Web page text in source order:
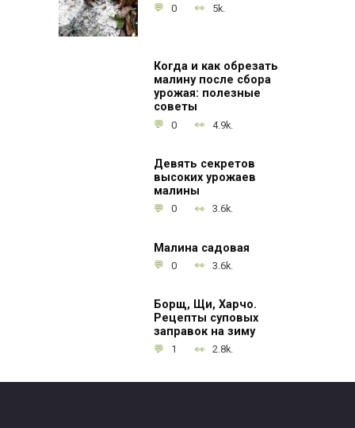
0 5k.
Когда и как обрезать
малину после сбора
урожая: полезные
советы
0 4.9k.
Девять секретов
высоких урожаев
малины
0 3.6k.
Малина садовая
0 3.6k.
Борщ, Щи, Харчо.
Рецепты суповых
заправок на зиму
1 2.8k.